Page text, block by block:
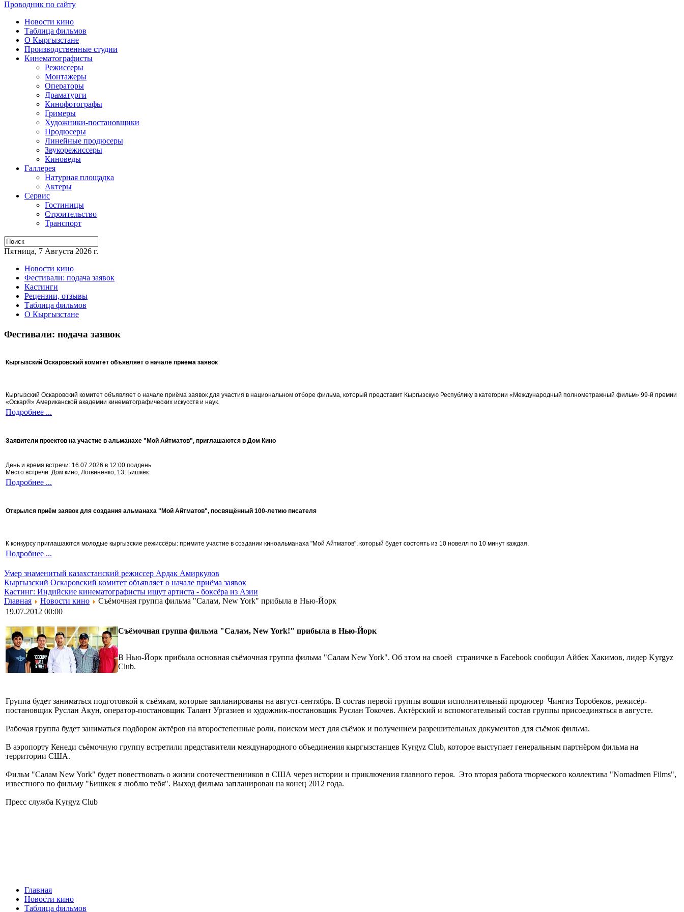
Проводник по сайту
Новости кино
Таблица фильмов
О Кыргызстане
Производственные студии
Кинематографисты
Режиссеры
Монтажеры
Операторы
Драматурги
Кинофотографы
Гримеры
Художники-постановщики
Продюсеры
Линейные продюсеры
Звукорежиссеры
Киноведы
Галлерея
Натурная площадка
Актеры
Сервис
Гостиницы
Строительство
Транспорт
Пятница, 7 Августа 2026 г.
Новости кино
Фестивали: подача заявок
Кастинги
Рецензии, отзывы
Таблица фильмов
О Кыргызстане
Фестивали: подача заявок
Кыргызский Оскаровский комитет объявляет о начале приёма заявок
Кыргызский Оскаровский комитет объявляет о начале приёма заявок для участия в национальном отборе фильма, который представит Кыргызскую Республику в категории «Международный полнометражный фильм» 99-й премии
«Оскар®» Американской академии кинематографических искусств и наук.
Подробнее ...
Заявители проектов на участие в альманахе "Мой Айтматов", приглашаются в Дом Кино
День и время встречи: 16.07.2026 в 12:00 полдень
Место встречи: Дом кино, Логвиненко, 13, Бишкек
Подробнее ...
Открылся приём заявок для создания альманаха "Мой Айтматов", посвящённый 100-летию писателя
К конкурсу приглашаются молодые кыргызские режиссёры: примите участие в создании киноальманаха "Мой Айтматов", который будет состоять из 10 новелл по 10 минут каждая.
Подробнее ...
Умер знаменитый казахстанский режиссер Ардак Амиркулов
Кыргызский Оскаровский комитет объявляет о начале приёма заявок
Кастинг: Индийские кинематографисты ищут артиста - боксёра из Азии
Главная
Новости кино
Cъёмочная группа фильма "Салам, New York" прибыла в Нью-Йорк
19.07.2012 00:00
Cъёмочная группа фильма "Салам, New York!" прибыла в Нью-Йорк
В Нью-Йорк прибыла основная съёмочная группа фильма "Салам New York". Об этом на своей страничке в Facebook сообщил Айбек Хакимов, лидер Kyrgyz
Club.
Группа будет заниматься подготовкой к съёмкам, которые запланированы на август-сентябрь. В состав первой группы вошли исполнительный продюсер Чингиз Торобеков, режисёр-
постановщик Руслан Акун, оператор-постановщик Талант Ургазиев и художник-постановщик Руслан Токочев. Актёрский и вспомогательный состав группы присоединяться в августе.
Рабочая группа будет заниматься подбором актёров на второстепенные роли, поиском мест для съёмок и получением разрешительных документов для съёмок фильма.
В аэропорту Кенеди съёмочную группу встретили представители международного объединения кыргызстанцев Kyrgyz Club, которое выступает генеральным партнёром фильма на
территории США.
Фильм "Салам New York" будет повествовать о жизни соотечественников в США через истории и приключения главного героя. Это вторая работа творческого коллектива "Nomadmen Films",
известного по фильму "Бишкек я люблю тебя". Выход фильма запланирован на конец 2012 года.
Пресс служба Kyrgyz Club
Главная
Новости кино
Таблица фильмов